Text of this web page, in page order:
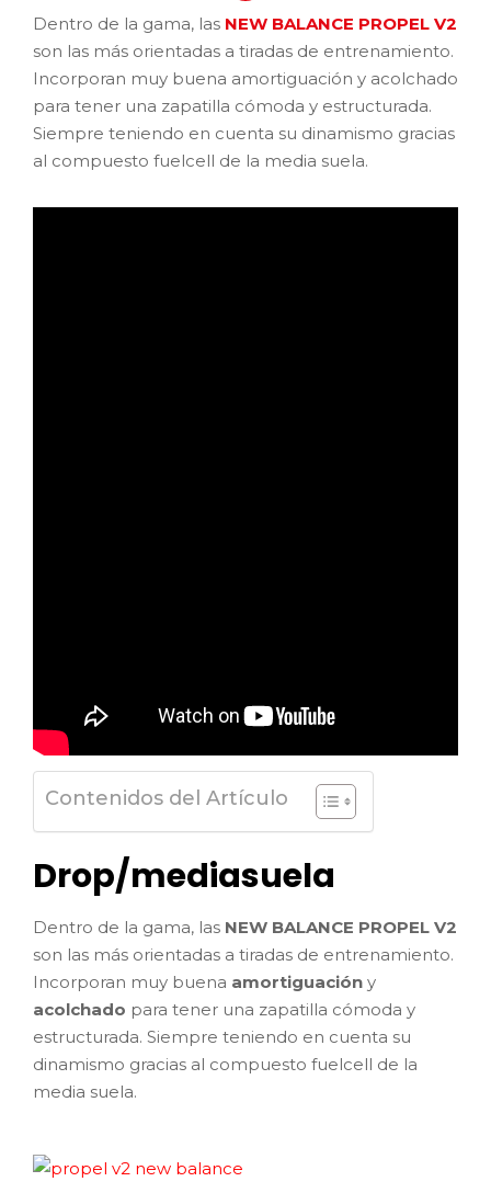
Dentro de la gama, las NEW BALANCE PROPEL V2
son las más orientadas a tiradas de entrenamiento.
Incorporan muy buena amortiguación y acolchado
para tener una zapatilla cómoda y estructurada.
Siempre teniendo en cuenta su dinamismo gracias
al compuesto fuelcell de la media suela.
Contenidos del Artículo
Drop/mediasuela
Dentro de la gama, las NEW BALANCE PROPEL V2
son las más orientadas a tiradas de entrenamiento.
Incorporan muy buena amortiguación y
acolchado para tener una zapatilla cómoda y
estructurada. Siempre teniendo en cuenta su
dinamismo gracias al compuesto fuelcell de la
media suela.